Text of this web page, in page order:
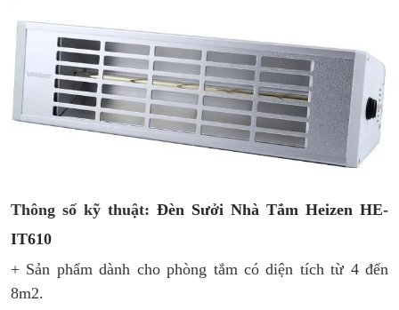
Thông số kỹ thuật: Đèn Sưởi Nhà Tắm Heizen HE-
IT610
+ Sản phẩm dành cho phòng tắm có diện tích từ 4 đến
8m2.